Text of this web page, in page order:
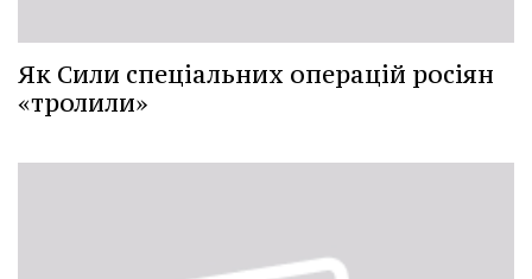
Як Сили спеціальних операцій росіян
«тролили»